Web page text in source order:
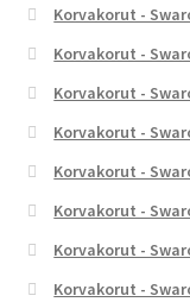
Korvakorut -
Korvakorut -
Korvakorut -
Korvakorut -
Korvakorut -
Korvakorut -
Korvakorut -
Korvakorut -